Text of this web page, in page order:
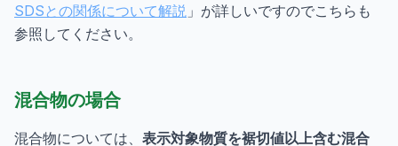
SDSとの関係について解説 」が詳しいですのでこちらも
参照してください。
混合物の場合
混合物については、 表示対象物質を裾切値以上含む混合